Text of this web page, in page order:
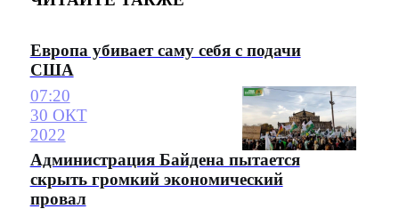
Европа убивает саму себя с подачи
США
07:20
30 ОКТ
2022
Администрация Байдена пытается
скрыть громкий экономический
провал